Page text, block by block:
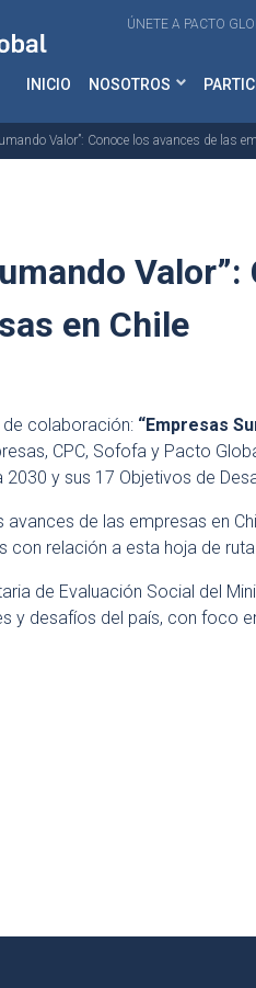
ÚNETE A PACTO
INICIO NOSOTROS
Valor”: Conoce los avances de las
en Chile
de colaboración: “Empresas
CPC, Sofofa y Pacto
y sus 17 Objetivos de
de las empresas en
con relación a esta hoja de
de Evaluación Social del
y desafíos del país, con foco